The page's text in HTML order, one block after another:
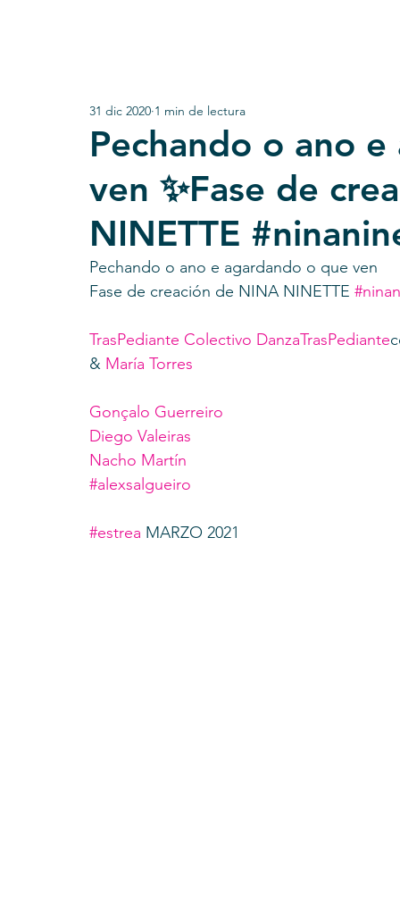
Pechando o ano
ven ✨Fase de
NINETTE
31 dic 2020 1 min de lectura
Pechando o ano e agardando o que ven
Fase de creación de NINA NINETTE
TrasPediante Colectivo DanzaTrasPediante
& María Torres
Gonçalo Guerreiro
Diego Valeiras
Nacho Martín
#alexsalgueiro
#estrea MARZO 2021